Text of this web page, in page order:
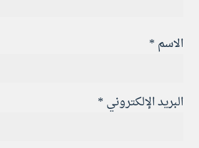
الاسم *
البريد الإلكتروني *